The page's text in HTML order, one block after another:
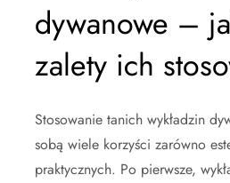
dywanowe –
zalety ich
Stosowanie tanich wykładzin
sobą wiele korzyści zarówno
praktycznych. Po pierwsze,